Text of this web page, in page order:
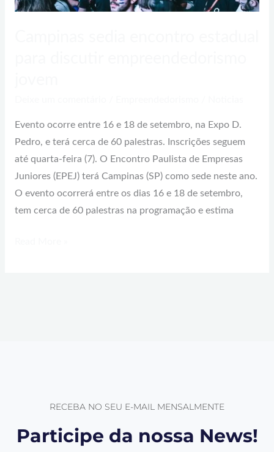
Evento ocorre entre 16 e 18 de setembro, na Expo D.
Pedro, e terá cerca de 60 palestras. Inscrições seguem
até quarta-feira (7). O Encontro Paulista de Empresas
Juniores (EPEJ) terá Campinas (SP) como sede neste ano.
O evento ocorrerá entre os dias 16 e 18 de setembro,
tem cerca de 60 palestras na programação e estima
RECEBA NO SEU E-MAIL MENSALMENTE
Participe da nossa News!